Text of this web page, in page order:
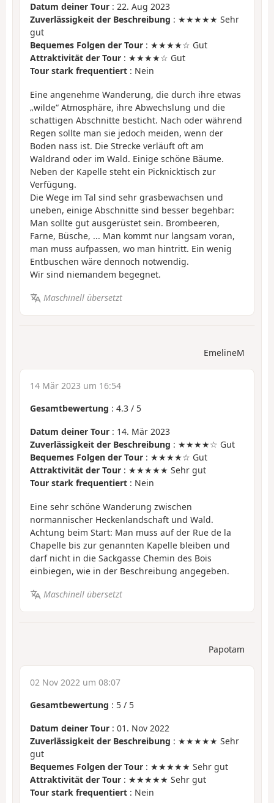
Datum deiner Tour : 22. Aug 2023
Zuverlässigkeit der Beschreibung : ★★★★★ Sehr
gut
Bequemes Folgen der Tour : ★★★★☆ Gut
Attraktivität der Tour : ★★★★☆ Gut
Tour stark frequentiert : Nein
Eine angenehme Wanderung, die durch ihre etwas
„wilde“ Atmosphäre, ihre Abwechslung und die
schattigen Abschnitte besticht. Nach oder während
Regen sollte man sie jedoch meiden, wenn der
Boden nass ist. Die Strecke verläuft oft am
Waldrand oder im Wald. Einige schöne Bäume.
Neben der Kapelle steht ein Picknicktisch zur
Verfügung.
Die Wege im Tal sind sehr grasbewachsen und
uneben, einige Abschnitte sind besser begehbar:
Man sollte gut ausgerüstet sein. Brombeeren,
Farne, Büsche, ... Man kommt nur langsam voran,
man muss aufpassen, wo man hintritt. Ein wenig
Entbuschen wäre dennoch notwendig.
Wir sind niemandem begegnet.
Maschinell übersetzt
EmelineM
14 Mär 2023 um 16:54
Gesamtbewertung : 4.3 / 5
Datum deiner Tour : 14. Mär 2023
Zuverlässigkeit der Beschreibung : ★★★★☆ Gut
Bequemes Folgen der Tour : ★★★★☆ Gut
Attraktivität der Tour : ★★★★★ Sehr gut
Tour stark frequentiert : Nein
Eine sehr schöne Wanderung zwischen
normannischer Heckenlandschaft und Wald.
Achtung beim Start: Man muss auf der Rue de la
Chapelle bis zur genannten Kapelle bleiben und
darf nicht in die Sackgasse Chemin des Bois
einbiegen, wie in der Beschreibung angegeben.
Maschinell übersetzt
Papotam
02 Nov 2022 um 08:07
Gesamtbewertung : 5 / 5
Datum deiner Tour : 01. Nov 2022
Zuverlässigkeit der Beschreibung : ★★★★★ Sehr
gut
Bequemes Folgen der Tour : ★★★★★ Sehr gut
Attraktivität der Tour : ★★★★★ Sehr gut
Tour stark frequentiert : Nein